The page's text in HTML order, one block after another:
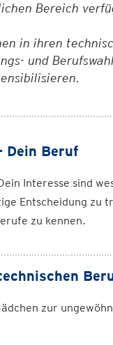
Bereich
in ihren
und
Dein Beruf
Interesse sind
Entscheidung zu
zu kennen.
zur